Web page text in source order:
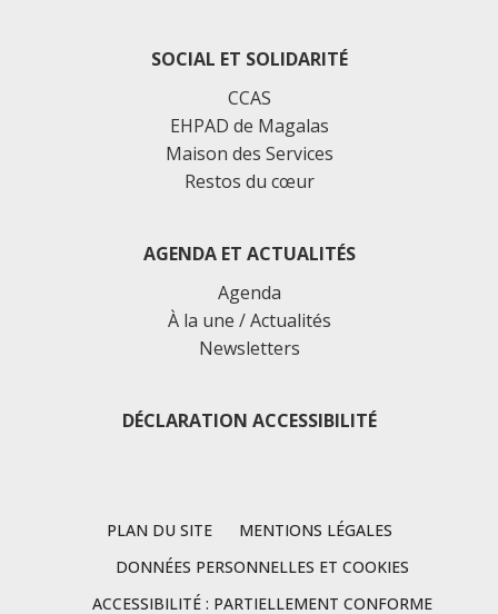
SOCIAL ET SOLIDARITÉ
CCAS
EHPAD de Magalas
Maison des Services
Restos du cœur
AGENDA ET ACTUALITÉS
Agenda
À la une / Actualités
Newsletters
DÉCLARATION ACCESSIBILITÉ
PLAN DU SITE
MENTIONS LÉGALES
DONNÉES PERSONNELLES ET COOKIES
ACCESSIBILITÉ : PARTIELLEMENT CONFORME